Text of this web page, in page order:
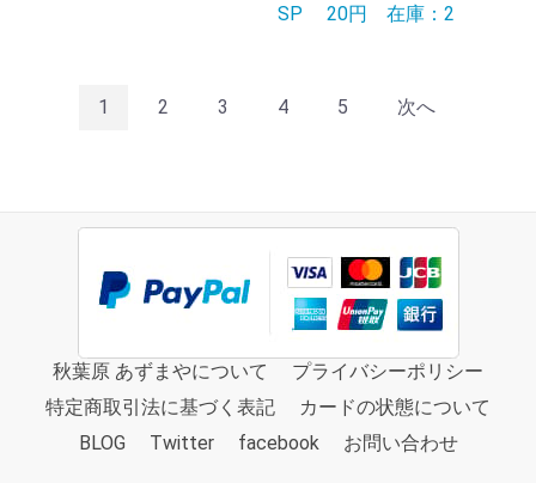
SP
20円 在庫：2
1 2 3 4 5 次へ
秋葉原 あずまやについて
プライバシーポリシー
特定商取引法に基づく表記
カードの状態について
BLOG
Twitter facebook お問い合わせ